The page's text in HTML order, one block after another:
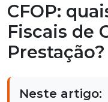
CFOP:
Fiscais de
Prestação?
Neste artigo: